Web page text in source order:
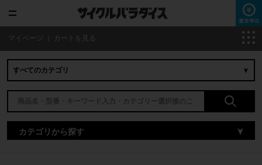
マイページ カートを見る
カテゴリから探す